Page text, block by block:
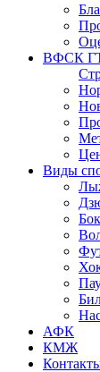
ВФСК
Виды
АФК
КМЖ